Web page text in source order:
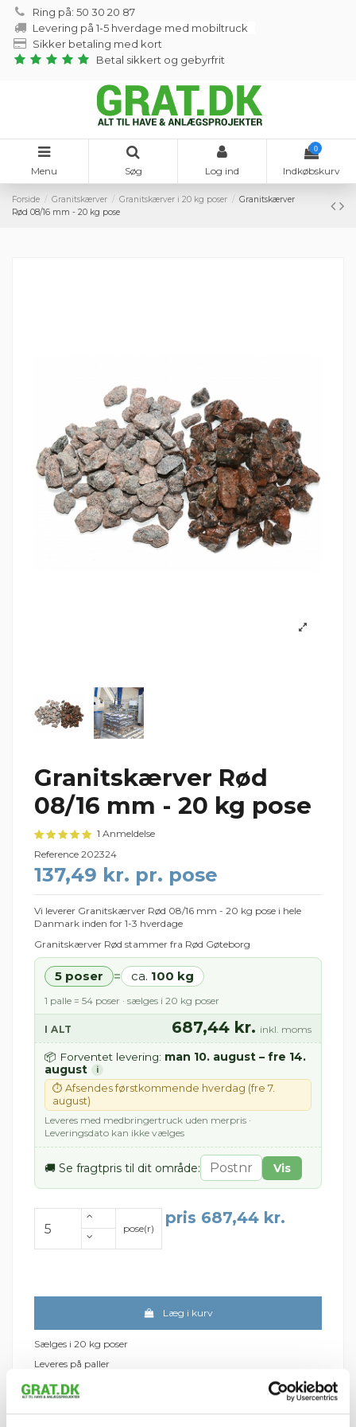
Ring på: 50 30 20 87
Levering på 1-5 hverdage med mobiltruck
Sikker betaling med kort
Betal sikkert og gebyrfrit
Menu Søg Log ind
0
Indkøbskurv
Forside Granitskærver Granitskærver i 20 kg poser
Granitskærver
Rød 08/16 mm - 20 kg pose
Granitskærver Rød
08/16 mm - 20 kg pose
1 Anmeldelse
Reference 202324
137,49 kr. pr. pose
Vi leverer Granitskærver Rød 08/16 mm - 20 kg pose i hele
Danmark inden for 1-3 hverdage
Granitskærver Rød stammer fra Rød Gøteborg
5 poser = ca. 100 kg
1 palle = 54 poser · sælges i 20 kg poser
I ALT 687,44 kr. inkl. moms
📦 Forventet levering: man 10. august – fre 14.
august
i
⏱ Afsendes førstkommende hverdag (fre 7.
august)
Leveres med medbringertruck uden merpris ·
Leveringsdato kan ikke vælges
🚚 Se fragtpris til dit område: Vis
pose(r)
pris 687,44 kr.
Læg i kurv
Sælges i 20 kg poser
Leveres på paller
Fragt pr. palle: